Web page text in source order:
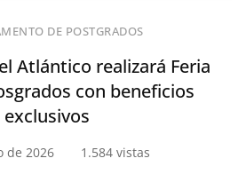
DE POSTGRADOS
Atlántico realizará Feria
con beneficios
exclusivos
de 2026 1.584 vistas